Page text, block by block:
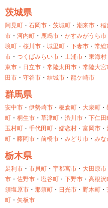
茨城県
阿見町 ・ 石岡市 ・ 茨城町 ・ 潮来市 ・ 稲
市 ・ 河内町 ・ 鹿嶋市 ・ かすみがうら市
境町 ・ 桜川市 ・ 城里町 ・ 下妻市 ・ 常総
市 ・ つくばみらい市 ・ 土浦市 ・ 東海村
東市 ・ 日立市 ・ 常陸太田市 ・ 常陸大宮
田市 ・ 守谷市 ・ 結城市 ・ 龍ケ崎市
群馬県
安中市 ・ 伊勢崎市 ・ 板倉町 ・ 大泉町 ・
町 ・ 桐生市 ・ 草津町 ・ 渋川市 ・ 下仁田
玉村町 ・ 千代田町 ・ 嬬恋村 ・ 富岡市 ・
町 ・ 藤岡市 ・ 前橋市 ・ みどり市 ・ みな
栃木県
足利市 ・ 市貝町 ・ 宇都宮市 ・ 大田原市
市 ・ 佐野市 ・ 塩谷町 ・ 下野市 ・ 高根沢
須塩原市 ・ 那須町 ・ 日光市 ・ 野木町 ・
町 ・ 矢板市